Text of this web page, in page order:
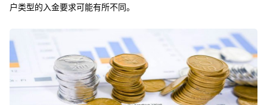
户类型的入金要求可能有所不同。